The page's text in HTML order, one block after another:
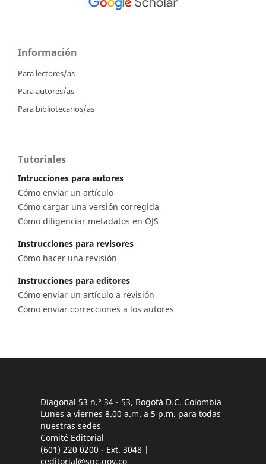
Información
Para lectores/as
Para autores/as
Para bibliotecarios/as
Tutoriales
Intrucciones para autores
Cómo enviar un artículo
Cómo cargar una versión corregida
Cómo diligenciar metadatos en OJS
Instrucciones para revisores
Cómo hacer una revisión
Instrucciones para editores
Cómo enviar un artículo a revisión
Cómo enviar correcciones a los autores
Diagonal 53 n.° 34 - 53, Bogotá D.C. Colombia
Lunes a viernes 8.00 a.m. a 5 p.m. para todas
nuestras sedes
Comité Editorial
(601) 220 0200 - Ext. 3048 |
ceditorial@sgc.gov.co